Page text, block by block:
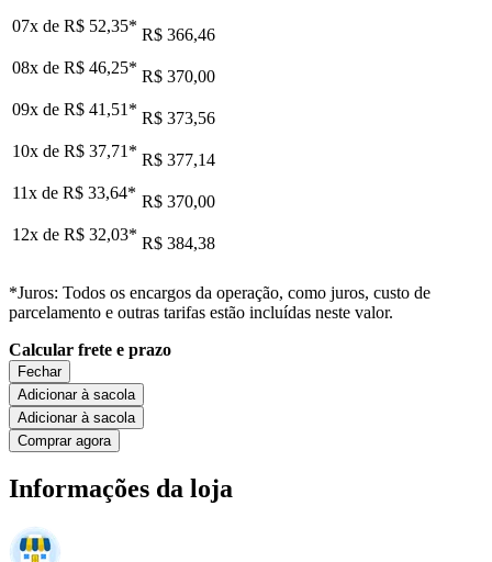
07x de R$ 52,35* R$ 366,46
08x de R$ 46,25* R$ 370,00
09x de R$ 41,51 * R$ 373,56
10x de R$ 37,71 * R$ 377,14
11x de R$ 33,64* R$ 370,00
12x de R$ 32,03* R$ 384,38
*Juros: Todos os encargos da operação, como juros, custo de
parcelamento e outras tarifas estão incluídas neste valor.
Calcular frete e prazo
Fechar
Adicionar à sacola
Adicionar à sacola
Comprar agora
Informações da loja